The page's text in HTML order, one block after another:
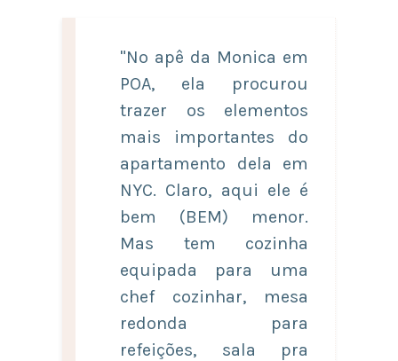
"No apê da Monica em
POA, ela procurou
trazer os elementos
mais importantes do
apartamento dela em
NYC. Claro, aqui ele é
bem (BEM) menor.
Mas tem cozinha
equipada para uma
chef cozinhar, mesa
redonda para
refeições, sala pra